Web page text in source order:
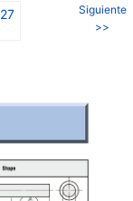
27
Siguiente
>>